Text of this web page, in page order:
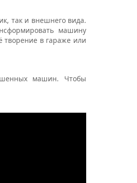
так и внешнего вида.
машину
творение в гараже или
машин. Чтобы